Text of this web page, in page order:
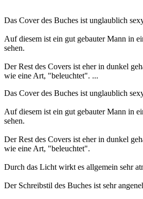
Das Cover des Buches ist unglaublich
Auf diesem ist ein gut gebauter Mann in
sehen.
Der Rest des Covers ist eher in dunkel
wie eine Art, "beleuchtet". ...
Das Cover des Buches ist unglaublich
Auf diesem ist ein gut gebauter Mann in
sehen.
Der Rest des Covers ist eher in dunkel
wie eine Art, "beleuchtet".
Durch das Licht wirkt es allgemein sehr
Der Schreibstil des Buches ist sehr